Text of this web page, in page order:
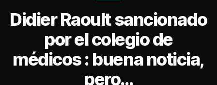
Didier Raoult sancionado
por el colegio de
médicos : buena noticia,
pero…